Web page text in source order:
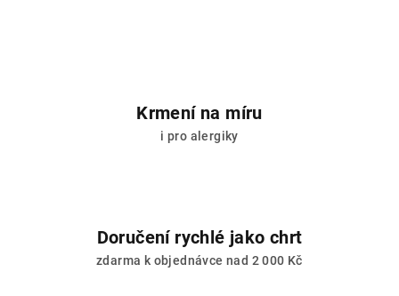
Krmení na míru
i pro alergiky
Doručení rychlé jako chrt
zdarma k objednávce nad 2 000 Kč